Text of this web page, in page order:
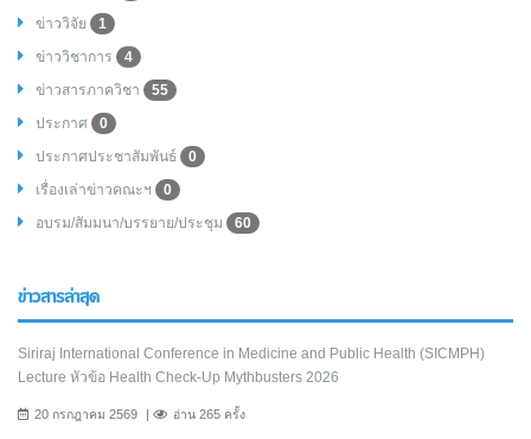
ข่าววิจัย
1
ข่าววิชาการ
4
ข่าวสารภาควิชา
55
ประกาศ
0
ประกาศประชาสัมพันธ์
0
เรื่องเล่าข่าวคณะฯ
0
อบรม/สัมมนา/บรรยาย/ประชุม
60
ข่าวสารล่าสุด
Siriraj International Conference in Medicine and Public Health (SICMPH)
Lecture หัวข้อ Health Check-Up Mythbusters 2026
20 กรกฎาคม 2569 อ่าน 265 ครั้ง